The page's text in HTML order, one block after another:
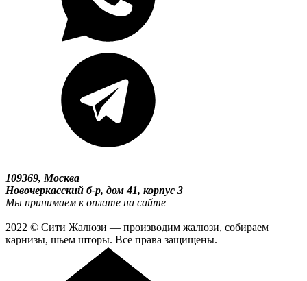
109369, Москва
Новочеркасский б-р, дом 41, корпус 3
Мы принимаем к оплате на сайте
2022 © Сити Жалюзи — производим жалюзи, собираем
карнизы, шьем шторы. Все права защищены.